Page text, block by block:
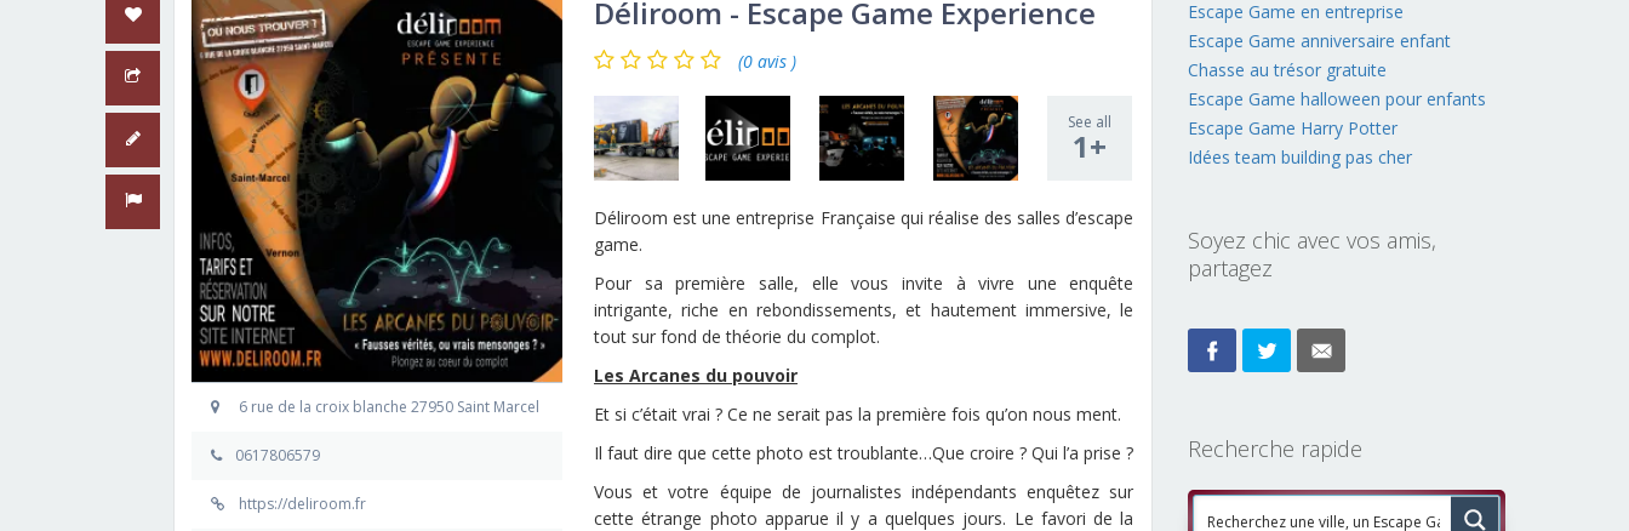
6 rue de la croix blanche 27950 Saint Marcel
0617806579
https://deliroom.fr
Déliroom - Escape Game Experience
(0 avis )
See all
1+
Déliroom est une entreprise Française qui réalise des salles d’escape
game.
Pour sa première salle, ellevous invite à vivre une enquête
intrigante, riche en rebondissements, et hautement immersive, le
tout sur fond de théorie du complot.
Les Arcanes du pouvoir
Et si c’était vrai ? Ce ne serait pas la première fois qu’on nous ment.
Il faut dire que cette photo est troublante…Que croire ? Qui l’a prise ?
Vous et votre équipe de journalistes indépendants enquêtez sur
cette étrange photo apparue il y a quelques jours. Le favori de la
Escape Game en entreprise
Escape Game anniversaire enfant
Chasse au trésor gratuite
Escape Game halloween pour enfants
Escape Game Harry Potter
Idées team building pas cher
Soyez chic avec vos amis,
partagez
Recherche rapide